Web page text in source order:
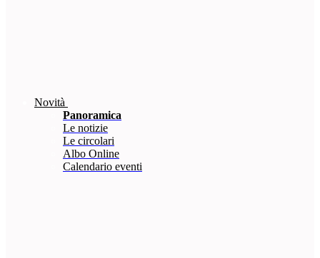
Novità
Panoramica
Le notizie
Le circolari
Albo Online
Calendario eventi